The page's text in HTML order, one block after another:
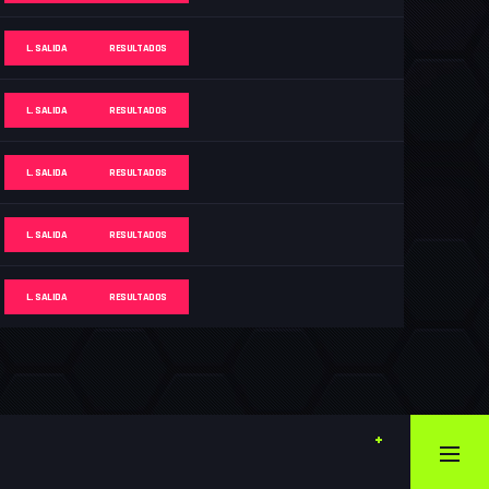
L. SALIDA RESULTADOS
L. SALIDA RESULTADOS
L. SALIDA RESULTADOS
L. SALIDA RESULTADOS
L. SALIDA RESULTADOS